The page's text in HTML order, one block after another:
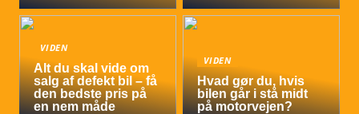
VIDEN
Alt du skal vide om
salg af defekt bil – få
den bedste pris på
en nem måde
VIDEN
Hvad gør du, hvis
bilen går i stå midt
på motorvejen?